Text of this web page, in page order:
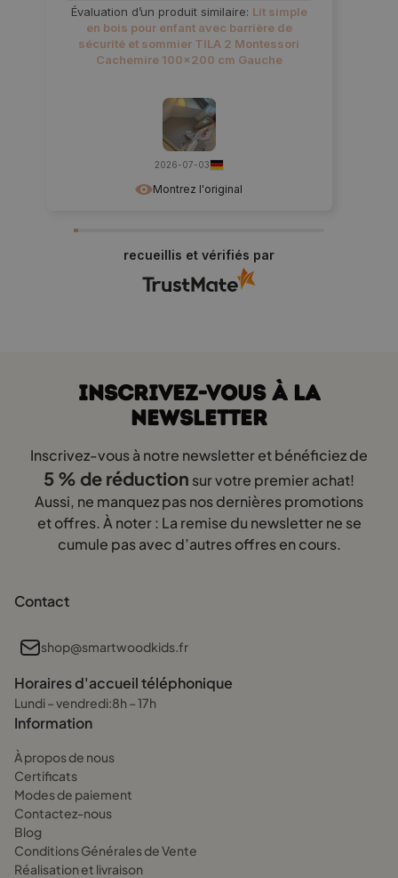
Montrez l'original
Évaluation d’un produit similaire: Lit simple
en bois pour enfant avec barrière de
sécurité et sommier TILA 2 Montessori
Cachemire 100x200 cm Gauche
2026-07-03
recueillis et vérifiés par
INSCRIVEZ-VOUS À LA
NEWSLETTER
Inscrivez-vous à notre newsletter et bénéficiez de
5 % de réduction sur votre premier achat!
Aussi, ne manquez pas nos dernières promotions
et offres. À noter : La remise du newsletter ne se
cumule pas avec d’autres offres en cours.
Contact
shop@smartwoodkids.fr
Horaires d'accueil téléphonique
Lundi – vendredi:8h – 17h
Information
À propos de nous
Certificats
Modes de paiement
Contactez-nous
Blog
Conditions Générales de Vente
Réalisation et livraison